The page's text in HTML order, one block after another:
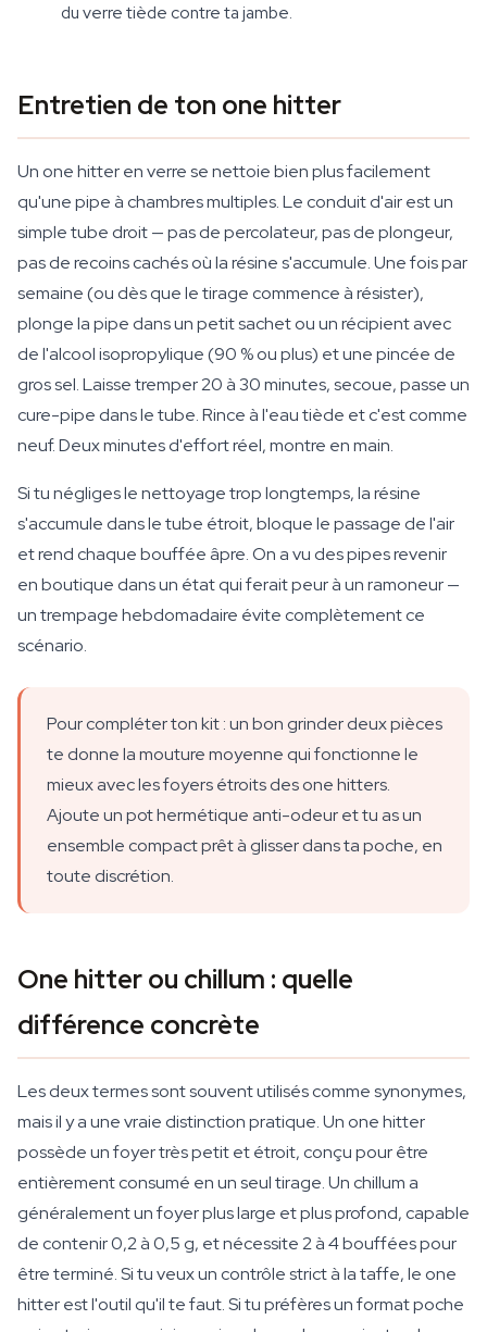
du verre tiède contre ta jambe.
Entretien de ton one hitter
Un one hitter en verre se nettoie bien plus facilement
qu'une pipe à chambres multiples. Le conduit d'air est un
simple tube droit — pas de percolateur, pas de plongeur,
pas de recoins cachés où la résine s'accumule. Une fois par
semaine (ou dès que le tirage commence à résister),
plonge la pipe dans un petit sachet ou un récipient avec
de l'alcool isopropylique (90 % ou plus) et une pincée de
gros sel. Laisse tremper 20 à 30 minutes, secoue, passe un
cure-pipe dans le tube. Rince à l'eau tiède et c'est comme
neuf. Deux minutes d'effort réel, montre en main.
Si tu négliges le nettoyage trop longtemps, la résine
s'accumule dans le tube étroit, bloque le passage de l'air
et rend chaque bouffée âpre. On a vu des pipes revenir
en boutique dans un état qui ferait peur à un ramoneur —
un trempage hebdomadaire évite complètement ce
scénario.
Pour compléter ton kit : un bon grinder deux pièces
te donne la mouture moyenne qui fonctionne le
mieux avec les foyers étroits des one hitters.
Ajoute un pot hermétique anti-odeur et tu as un
ensemble compact prêt à glisser dans ta poche, en
toute discrétion.
One hitter ou chillum : quelle
différence concrète
Les deux termes sont souvent utilisés comme synonymes,
mais il y a une vraie distinction pratique. Un one hitter
possède un foyer très petit et étroit, conçu pour être
entièrement consumé en un seul tirage. Un chillum a
généralement un foyer plus large et plus profond, capable
de contenir 0,2 à 0,5 g, et nécessite 2 à 4 bouffées pour
être terminé. Si tu veux un contrôle strict à la taffe, le one
hitter est l'outil qu'il te faut. Si tu préfères un format poche